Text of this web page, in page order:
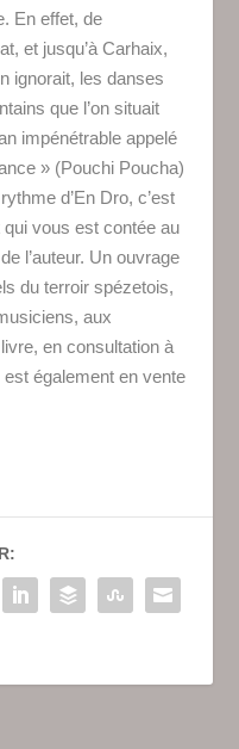
En effet, de
et jusqu’à Carhaix,
ignorait, les danses
que l’on situait
impénétrable appelé
» (Pouchi Poucha)
d’En Dro, c’est
qui vous est contée au
l’auteur. Un ouvrage
du terroir spézetois,
aux
en consultation à
également en vente